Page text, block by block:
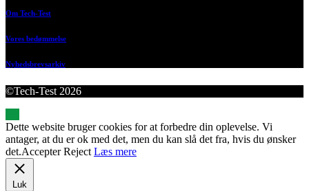
Om Tech-Test
Vores bedømmelse
Nyhedsbrevsarkiv
©Tech-Test 2026
Dette website bruger cookies for at forbedre din oplevelse. Vi
antager, at du er ok med det, men du kan slå det fra, hvis du ønsker
det.Accepter Reject Læs mere
Luk